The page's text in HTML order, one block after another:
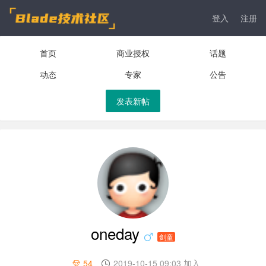
登入 注册
首页 商业授权
话题
动态
专家 公告
发表新帖
oneday 剑童
54 2019-10-15 09:03 加入